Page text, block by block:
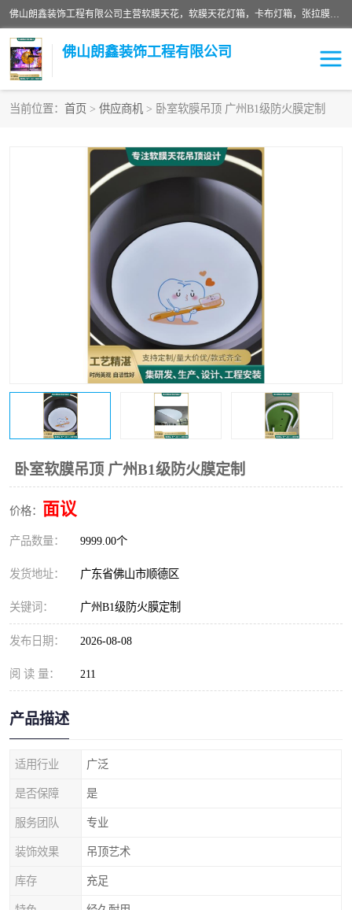
佛山朗鑫装饰工程有限公司主营软膜天花，软膜天花灯箱，卡布灯箱，张拉膜等产品，价格实惠，支持定制；公司专业装饰铺面，家居，会展特装，软膜等工程，技能精良人员，安装快、价格合理，质量保证、热诚与各方有识人士合作，欢迎新老客户来电咨询。
佛山朗鑫装饰工程有限公司
当前位置： 首页 > 供应商机 > 卧室软膜吊顶 广州B1级防火膜定制
卧室软膜吊顶 广州B1级防火膜定制
价格： 面议
产品数量： 9999.00个
发货地址： 广东省佛山市顺德区
关键词： 广州B1级防火膜定制
发布日期： 2026-08-08
阅 读 量： 211
产品描述
适用行业 广泛
是否保障 是
服务团队 专业
装饰效果 吊顶艺术
库存 充足
软膜吊顶